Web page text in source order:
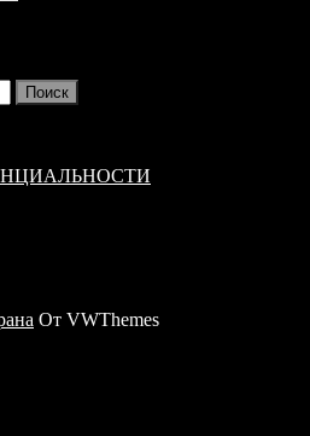
От VWThemes